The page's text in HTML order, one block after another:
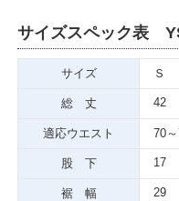
サイズスペック表
サイズ Ｓ
総 丈 42
適応ウエスト 70
股 下 17
裾 幅 29